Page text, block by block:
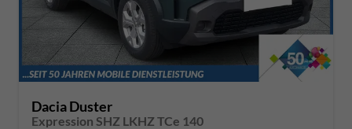
Dacia Duster
Expression SHZ LKHZ TCe 140